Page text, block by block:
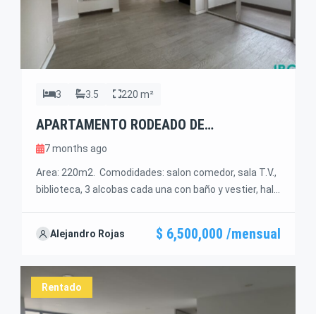
3 3.5 220 m²
APARTAMENTO RODEADO DE
TRANQUILIDAD
7 months ago
Area: 220m2. Comodidades: salon comedor, sala T.V.,
biblioteca, 3 alcobas cada una con baño y vestier, hall
parqueaderos. Valor de la renta $ 6,500.000. Esta
Visitacion. El apartamento tambien esta para […]
Alejandro Rojas $ 6,500,000 /mensual
Rentado